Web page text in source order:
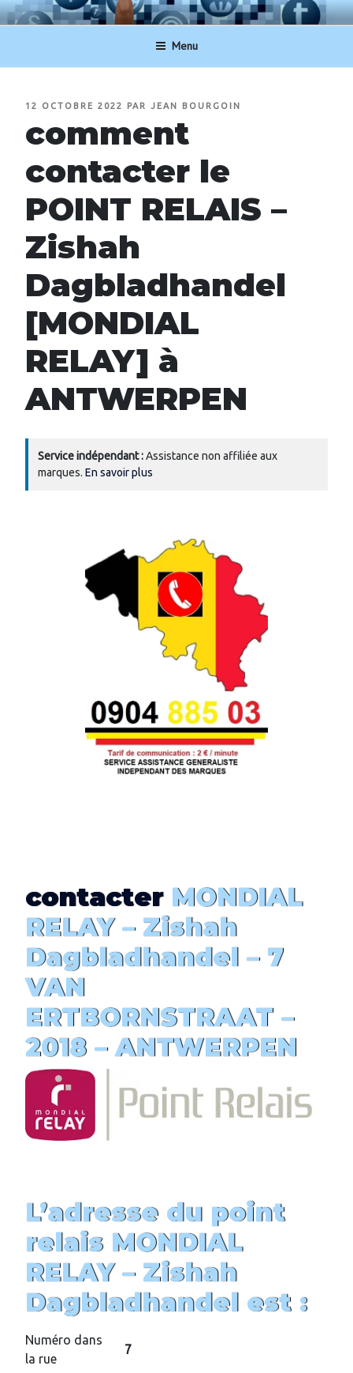
Aller
au
principal
NUMERO-SERVICECLIENT.BE
Menu
PUBLIÉ
12 OCTOBRE 2022 PAR JEAN BOURGOIN
comment
contacter le
POINT RELAIS –
Zishah
Dagbladhandel
[MONDIAL
RELAY] à
ANTWERPEN
Service indépendant :Assistance non affiliée aux
marques. En savoir plus
contacterMONDIAL
RELAY – Zishah
Dagbladhandel – 7
VAN
ERTBORNSTRAAT –
2018 – ANTWERPEN
L’adresse du point
relais MONDIAL
RELAY – Zishah
Dagbladhandel est :
Numéro dans
la rue
7